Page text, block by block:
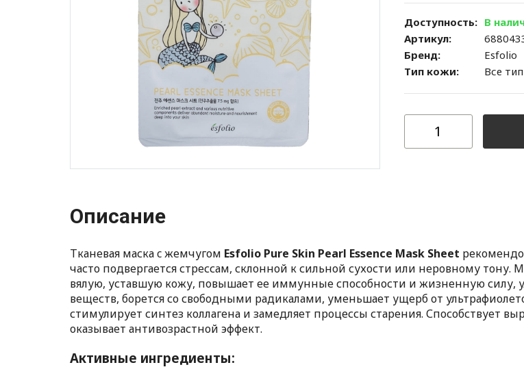
Доступность: В
Артикул:
Бренд:
Esfolio
Тип кожи:
Все
Описание
Тканевая маска c жемчугом Esfolio Pure Skin Pearl Essence Mask Sheet
часто подвергается стрессам, склонной к сильной сухости или неровному тону.
вялую, уставшую кожу, повышает ее иммунные способности и жизненную силу,
веществ, борется со свободными радикалами, уменьшает ущерб от
стимулирует синтез коллагена и замедляет процессы старения. Способствует
оказывает антивозрастной эффект.
Активные ингредиенты: